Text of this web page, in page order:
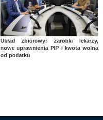
Układ zbiorowy: zarobki lekarzy,
nowe uprawnienia PIP i kwota wolna
od podatku